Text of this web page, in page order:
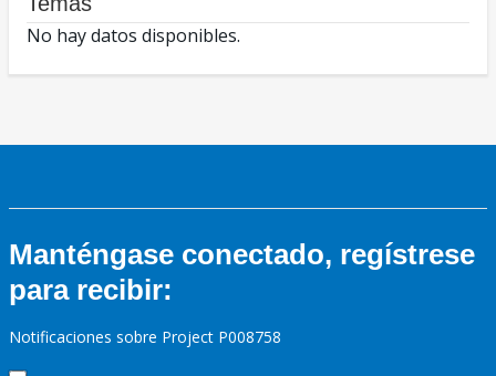
No hay datos disponibles.
Manténgase conectado, regístrese
para recibir:
Notificaciones sobre Project P008758